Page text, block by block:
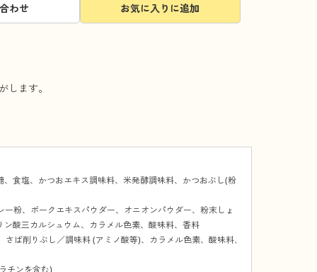
わせ お気に入りに追加
ます。
食塩、かつおエキス調味料、米発酵調味料、かつおぶし(粉
粉、ポークエキスパウダー、オニオンパウダー、粉末しょ
酸三カルシュウム、カラメル色素、酸味料、香料
ば削りぶし／調味料 (アミノ酸等)、カラメル色素、酸味料､